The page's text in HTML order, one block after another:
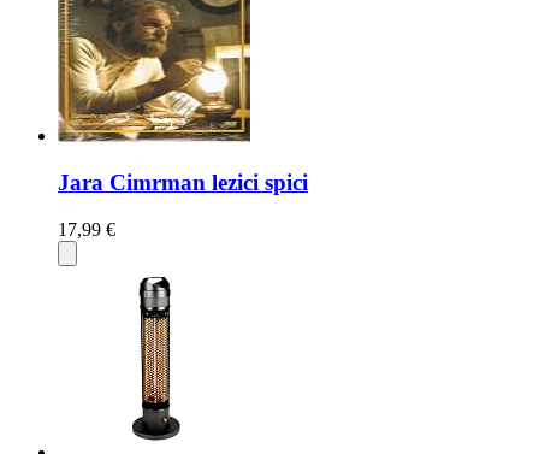
Jara Cimrman lezici spici
17,99 €